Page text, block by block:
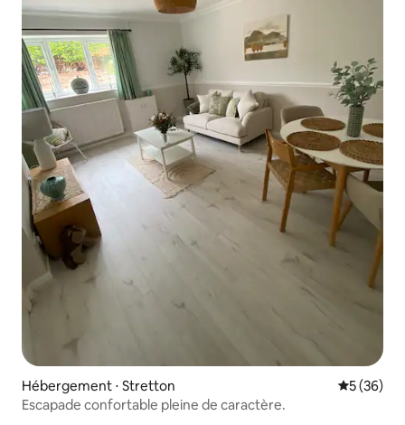
Hébergement ⋅ Stretton
5 (36)
Escapade confortable pleine de caractère.